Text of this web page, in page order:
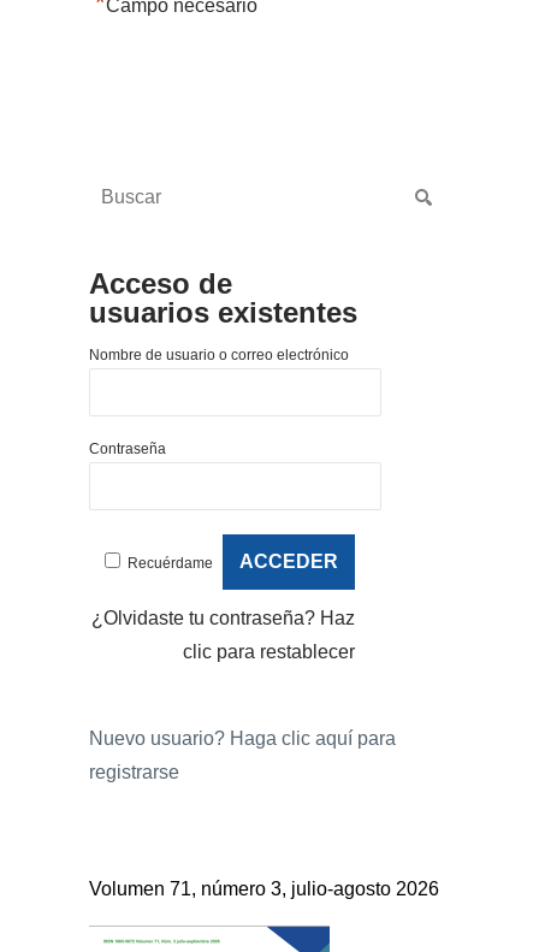
Campo necesario
Acceso de
usuarios existentes
Nombre de usuario o correo electrónico
Contraseña
Recuérdame
¿Olvidaste tu contraseña? Haz
clic para restablecer
Nuevo usuario? Haga clic aquí para
registrarse
Volumen 71, número 3, julio-agosto 2026